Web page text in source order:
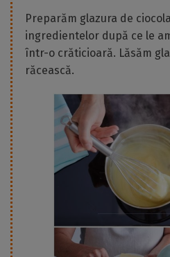
Preparăm glazura de
ingredientelor după ce le
într-o crăticioară. Lăsăm
răcească.